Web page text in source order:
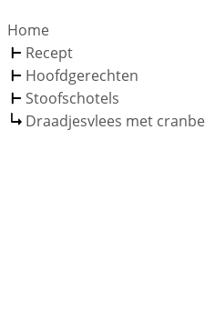
Home
Recept
Hoofdgerechten
Stoofschotels
Draadjesvlees met